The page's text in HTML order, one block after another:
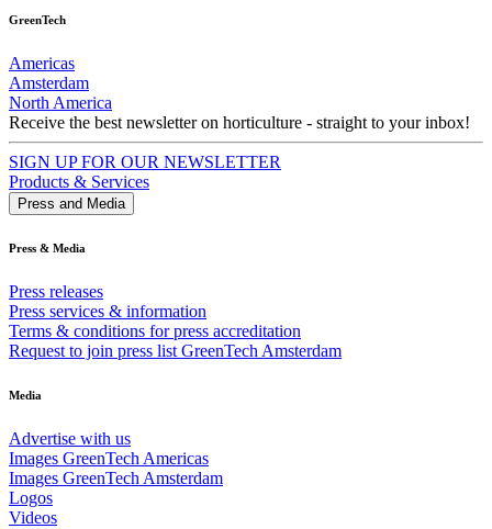
GreenTech
Americas
Amsterdam
North America
Receive the best newsletter on horticulture - straight to your inbox!
SIGN UP FOR OUR NEWSLETTER
Products & Services
Press and Media
Press & Media
Press releases
Press services & information
Terms & conditions for press accreditation
Request to join press list GreenTech Amsterdam
Media
Advertise with us
Images GreenTech Americas
Images GreenTech Amsterdam
Logos
Videos